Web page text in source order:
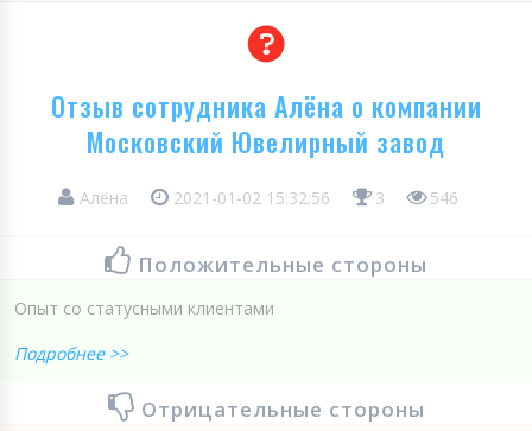
Отзыв сотрудника Алёна о компании
Московский Ювелирный завод
Алёна 2021-01-02 15:32:56 3 546
Положительные стороны
Опыт со статусными клиентами
Подробнее >>
Отрицательные стороны